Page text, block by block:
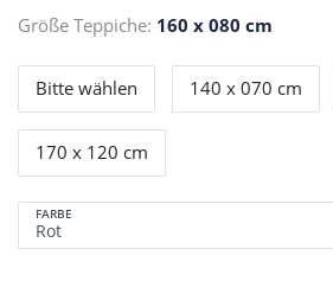
Größe Teppiche: 160 x 080 cm
Bitte wählen 140 x 070 cm
170 x 120 cm
FARBE